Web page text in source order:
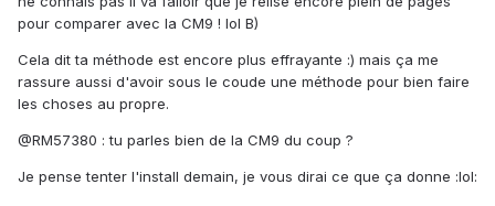
pour comparer avec la CM9 ! lol B)
Cela dit ta méthode est encore plus effrayante :) mais ça me
rassure aussi d'avoir sous le coude une méthode pour bien faire
les choses au propre.
@RM57380 : tu parles bien de la CM9 du coup ?
Je pense tenter l'install demain, je vous dirai ce que ça donne :lol: